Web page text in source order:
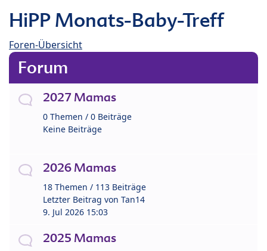
HiPP Monats-Baby-Treff
Foren-Übersicht
Forum
2027 Mamas
0 Themen / 0 Beiträge
Keine Beiträge
2026 Mamas
18 Themen / 113 Beiträge
Letzter Beitrag von Tan14
9. Jul 2026 15:03
2025 Mamas